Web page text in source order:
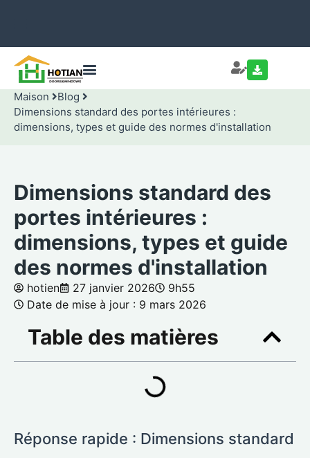
Maison
Blog
Dimensions standard des portes intérieures :
dimensions, types et guide des normes d'installation
Dimensions standard des
portes intérieures :
dimensions, types et guide
des normes d'installation
hotien 27 janvier 2026
9h55
Date de mise à jour : 9 mars 2026
Table des matières
Réponse rapide : Dimensions standard